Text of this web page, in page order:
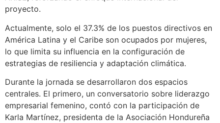
proyecto.
Actualmente, solo el 37.3% de los puestos directivos en
América Latina y el Caribe son ocupados por mujeres,
lo que limita su influencia en la configuración de
estrategias de resiliencia y adaptación climática.
Durante la jornada se desarrollaron dos espacios
centrales. El primero, un conversatorio sobre liderazgo
empresarial femenino, contó con la participación de
Karla Martínez, presidenta de la Asociación Hondureña